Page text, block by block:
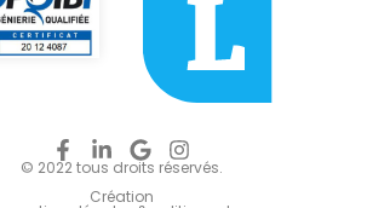
© 2022 tous droits réservés.
Création